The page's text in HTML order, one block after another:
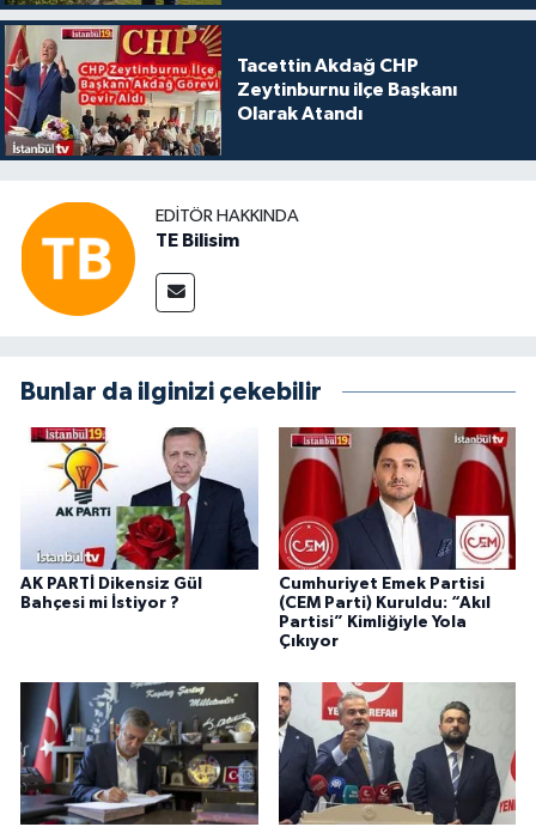
Tacettin Akdağ CHP
Zeytinburnu ilçe Başkanı
Olarak Atandı
EDITÖR HAKKINDA
TE Bilisim
Bunlar da ilginizi çekebilir
AK PARTİ Dikensiz Gül
Bahçesi mi İstiyor ?
Cumhuriyet Emek Partisi
(CEM Parti) Kuruldu: “Akıl
Partisi” Kimliğiyle Yola
Çıkıyor